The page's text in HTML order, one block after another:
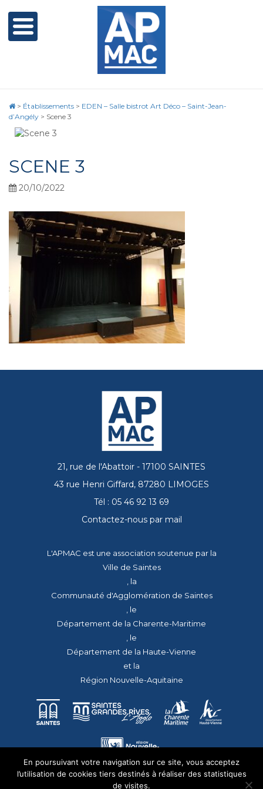
> Établissements > EDEN – Salle bistrot Art Déco – Saint-Jean-
d’Angély > Scene 3
SCENE 3
20/10/2022
21, rue de l'Abattoir - 17100 SAINTES
43 rue Henri Giffard, 87280 LIMOGES
Tél : 05 46 92 13 69
Contactez-nous par mail
L'APMAC est une association soutenue par la
Ville de Saintes
, la
Communauté d'Agglomération de Saintes
, le
Département de la Charente-Maritime
, le
Département de la Haute-Vienne
et la
Région Nouvelle-Aquitaine
En poursuivant votre navigation sur ce site, vous acceptez
l’utilisation de cookies tiers destinés à réaliser des statistiques
de visites.